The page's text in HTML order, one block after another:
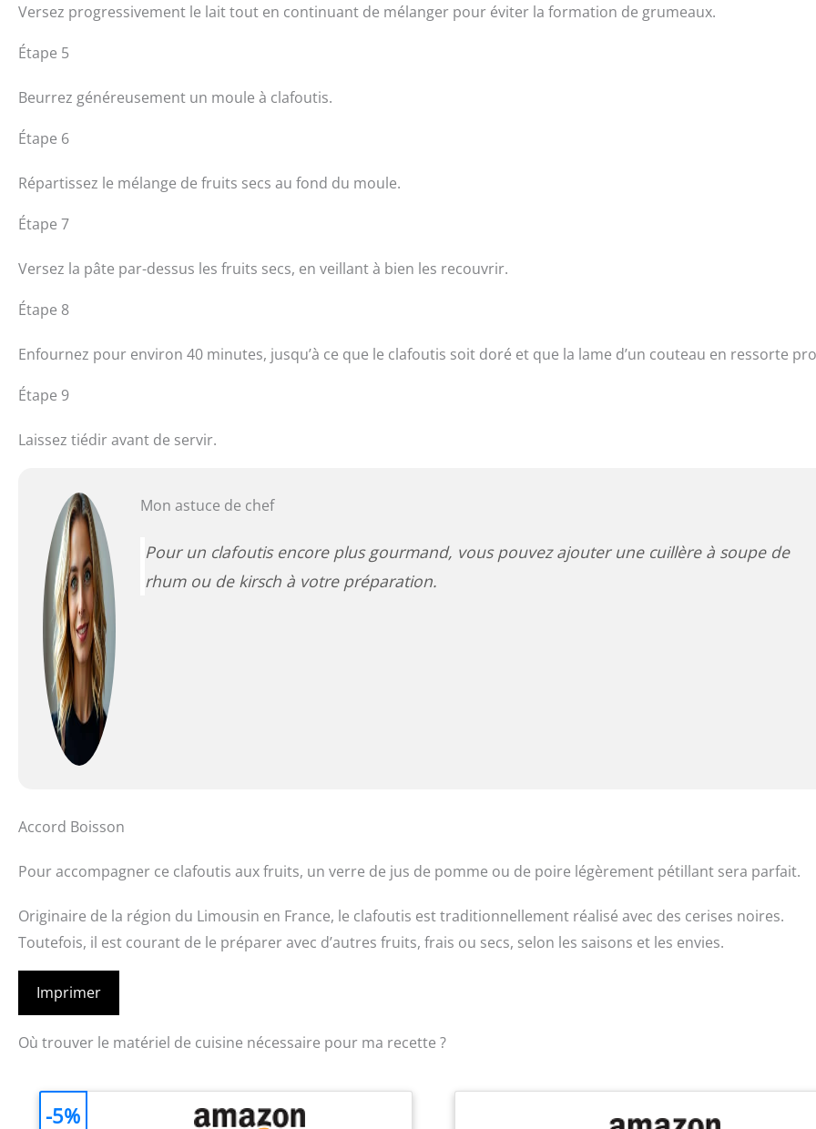
Versez progressivement le lait tout en continuant de mélanger pour éviter la formation de grumeaux.
Étape 5
Beurrez généreusement un moule à clafoutis.
Étape 6
Répartissez le mélange de fruits secs au fond du moule.
Étape 7
Versez la pâte par-dessus les fruits secs, en veillant à bien les recouvrir.
Étape 8
Enfournez pour environ 40 minutes, jusqu’à ce que le clafoutis soit doré et que la lame d’un couteau en ressorte
Étape 9
Laissez tiédir avant de servir.
Mon astuce de chef
Pour un clafoutis encore plus gourmand, vous pouvez ajouter une cuillère à soupe de
rhum ou de kirsch à votre préparation.
Accord Boisson
Pour accompagner ce clafoutis aux fruits, un verre de jus de pomme ou de poire légèrement pétillant sera parfait.
Originaire de la région du Limousin en France, le clafoutis est traditionnellement réalisé avec des cerises noires.
Toutefois, il est courant de le préparer avec d’autres fruits, frais ou secs, selon les saisons et les envies.
Imprimer
Où trouver le matériel de cuisine nécessaire pour ma recette ?
-5%